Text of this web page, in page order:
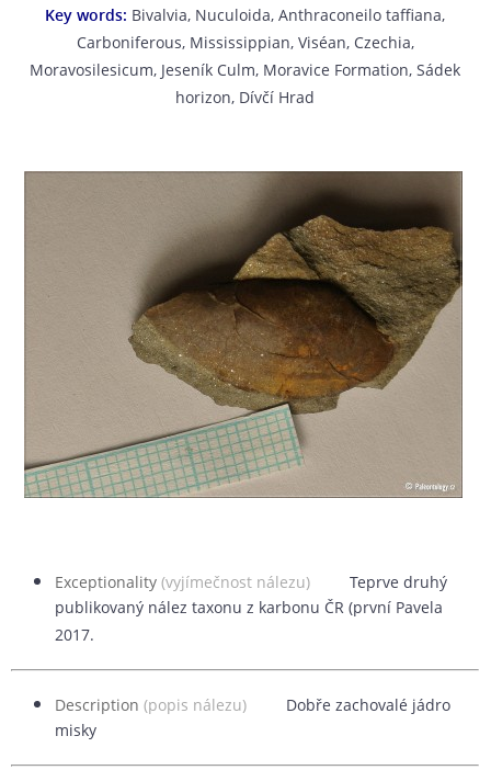
Key words: Bivalvia, Nuculoida, Anthraconeilo taffiana,
Carboniferous, Mississippian, Viséan, Czechia,
Moravosilesicum, Jeseník Culm, Moravice Formation, Sádek
horizon, Dívčí Hrad
Exceptionality (vyjímečnost nálezu) Teprve druhý
publikovaný nález taxonu z karbonu ČR (první Pavela
2017.
Description (popis nálezu) Dobře zachovalé jádro
misky